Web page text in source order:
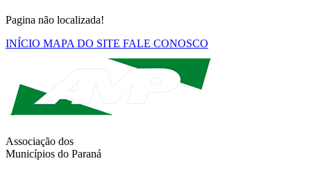
Pagina não localizada!
INÍCIO MAPA DO SITE FALE CONOSCO
Associação dos
Municípios do Paraná